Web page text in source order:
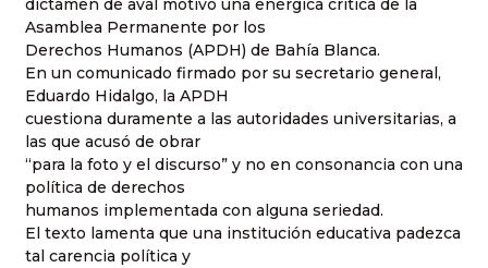
dictamen de aval motivó una enérgica crítica de la
Asamblea Permanente por los
Derechos Humanos (APDH) de Bahía Blanca.
En un comunicado firmado por su secretario general,
Eduardo Hidalgo, la APDH
cuestiona duramente a las autoridades universitarias, a
las que acusó de obrar
“para la foto y el discurso” y no en consonancia con una
política de derechos
humanos implementada con alguna seriedad.
El texto lamenta que una institución educativa padezca
tal carencia política y